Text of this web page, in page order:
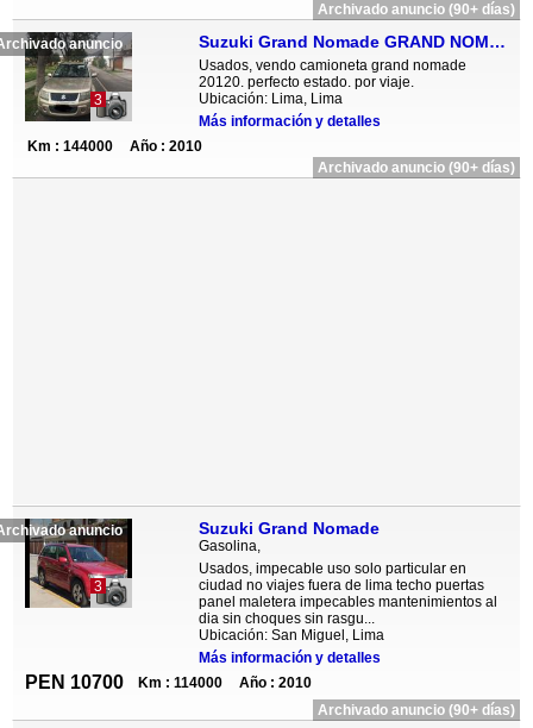
Archivado anuncio (90+ días)
anuncio
3
Suzuki Grand Nomade GRAND NOMADE
Usados, vendo camioneta grand nomade
20120. perfecto estado. por viaje.
Ubicación: Lima, Lima
Más información y detalles
Km : 144000
Año : 2010
Archivado anuncio (90+ días)
anuncio
3
Suzuki Grand Nomade
Gasolina,
Usados, impecable uso solo particular en
ciudad no viajes fuera de lima techo puertas
panel maletera impecables mantenimientos al
dia sin choques sin rasgu...
Ubicación: San Miguel, Lima
Más información y detalles
PEN 10700 Km : 114000
Año : 2010
Archivado anuncio (90+ días)